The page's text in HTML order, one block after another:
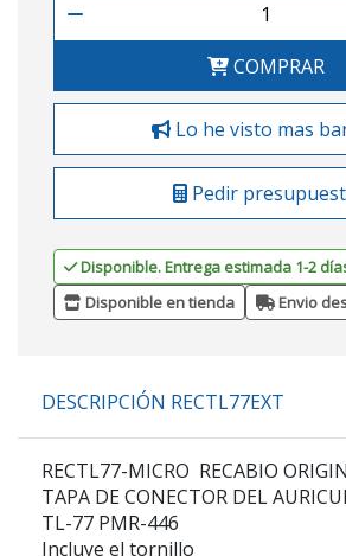
COMPRAR
Lo he visto mas
Pedir
Disponible. Entrega estimada 1-2
Disponible en tienda
Envio
DESCRIPCIÓN RECTL77EXT
RECTL77-MICRO RECABIO
TAPA DE CONECTOR DEL
TL-77 PMR-446
Incluye el tornillo